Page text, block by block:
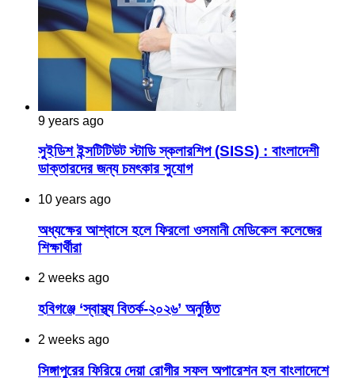
9 years ago
সুইডিশ ইন্সটিটিউট স্টাডি স্কলারশিপ (SISS) : বাংলাদেশী
ডাক্তারদের জন্য চমৎকার সুযোগ
10 years ago
অধ্যক্ষের আশ্বাসে হলে ফিরলো ওসমানী মেডিকেল কলেজের
শিক্ষার্থীরা
2 weeks ago
হবিগঞ্জে ‘স্বাস্থ্য বিতর্ক-২০২৬’ অনুষ্ঠিত
2 weeks ago
সিঙ্গাপুরের ফিরিয়ে দেয়া রোগীর সফল অপারেশন হল বাংলাদেশে